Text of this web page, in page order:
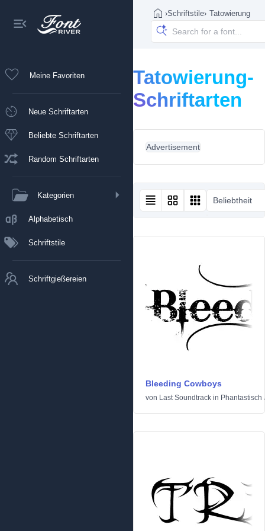
Meine Favoriten
Neue Schriftarten
Beliebte Schriftarten
Random Schriftarten
Kategorien
Alphabetisch
Schriftstile
Schriftgießereien
›Schriftstile› Tatowierung
Tatowierung-
Schriftarten
Advertisement
Beliebtheit
Bleeding Cowboys
von Last Soundtrack in Phantastisch